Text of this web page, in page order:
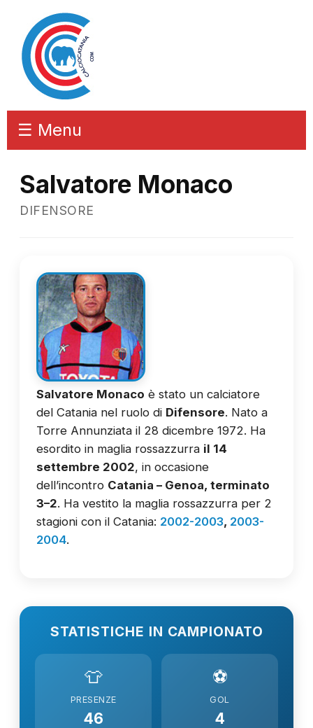
☰ Menu
Salvatore Monaco
DIFENSORE
Salvatore Monaco è stato un calciatore
del Catania nel ruolo di Difensore. Nato a
Torre Annunziata il 28 dicembre 1972. Ha
esordito in maglia rossazzurra il 14
settembre 2002, in occasione
dell’incontro Catania – Genoa, terminato
3–2. Ha vestito la maglia rossazzurra per 2
stagioni con il Catania: 2002-2003, 2003-
2004.
STATISTICHE IN CAMPIONATO
👕
PRESENZE
46
⚽
GOL
4